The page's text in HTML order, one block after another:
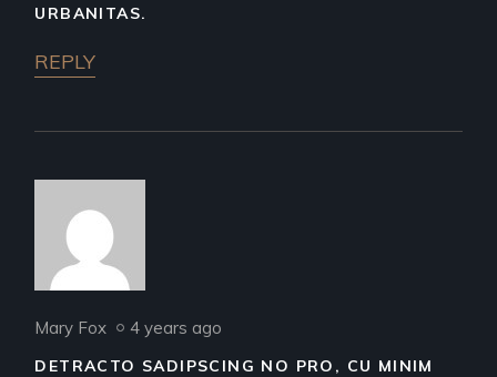
URBANITAS.
REPLY
Mary Fox 4 years ago
DETRACTO SADIPSCING NO PRO, CU MINIM